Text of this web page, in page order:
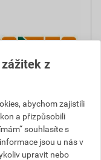
z
abychom zajistili
a přizpůsobili
souhlasíte s
jsou u nás v
upravit nebo